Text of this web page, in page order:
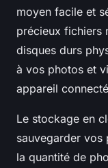
moyen facile et
précieux fichiers
disques durs
à vos photos et
appareil
Le stockage en
sauvegarder vos
la quantité de